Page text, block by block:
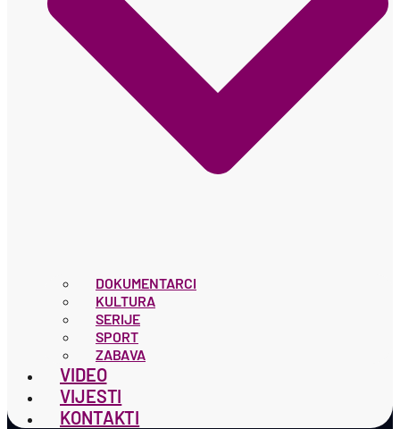
DOKUMENTARCI
KULTURA
SERIJE
SPORT
ZABAVA
VIDEO
VIJESTI
KONTAKTI